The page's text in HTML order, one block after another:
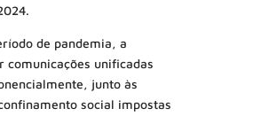
de pandemia, a
comunicações unificadas
junto às
social impostas